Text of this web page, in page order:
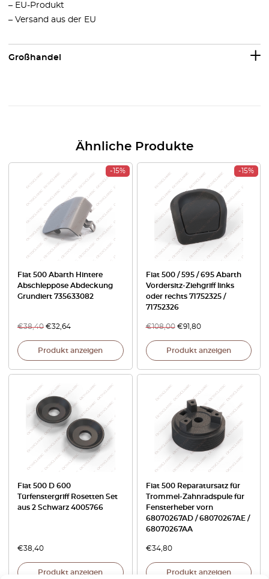
– EU-Produkt
– Versand aus der EU
Großhandel
Ähnliche Produkte
-15%
Fiat 500 Abarth Hintere
Abschleppöse Abdeckung
Grundiert 735633082
€38,40 €32,64
Produkt anzeigen
-15%
Fiat 500 / 595 / 695 Abarth
Vordersitz-Ziehgriff links
oder rechts 71752325 /
71752326
€108,00 €91,80
Produkt anzeigen
Fiat 500 D 600
Türfenstergriff Rosetten Set
aus 2 Schwarz 4005766
€38,40
Produkt anzeigen
Fiat 500 Reparatursatz für
Trommel-Zahnradspule für
Fensterheber vorn
68070267AD / 68070267AE /
68070267AA
€34,80
Produkt anzeigen